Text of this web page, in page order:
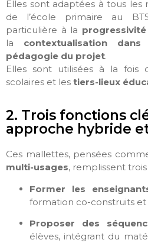
Elles sont adaptées à tous les
de l’école primaire au
particulière à la
la contextualisation
pédagogie du projet.
Elles sont utilisées à la fois
scolaires et les tiers-lieux
2. Trois fonctions
approche hybride
Ces mallettes, pensées
multi-usages, remplissent
Former les
formation co-construits
Proposer des
élèves, intégrant du